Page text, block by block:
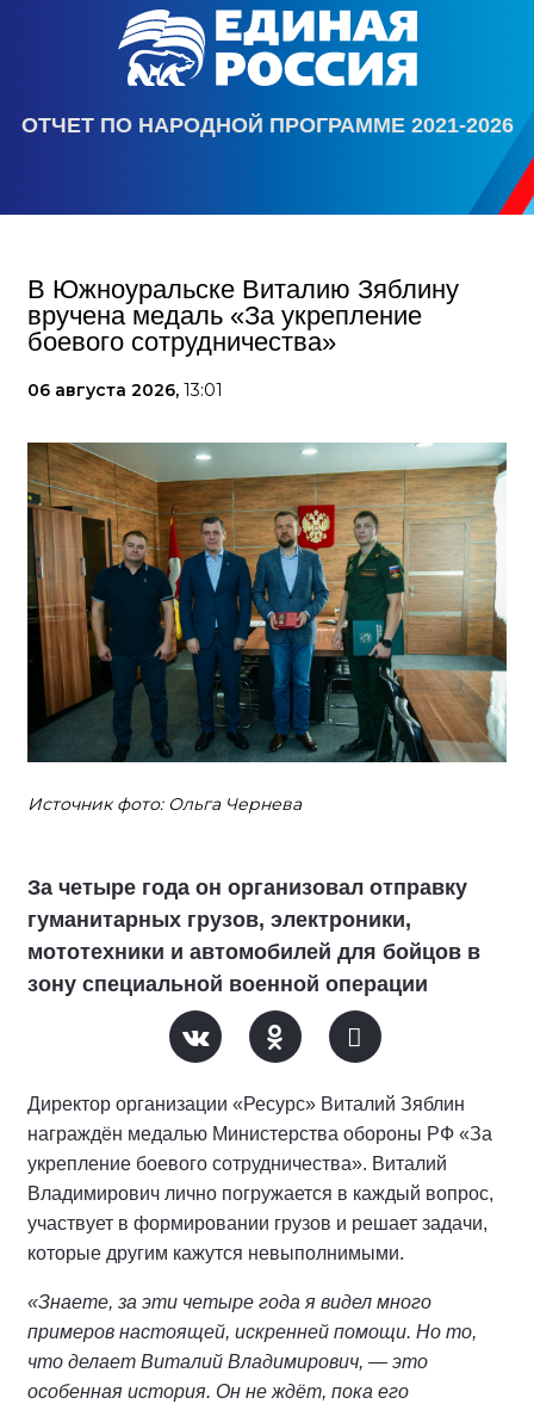
ОТЧЕТ ПО НАРОДНОЙ ПРОГРАММЕ 2021-2026
В Южноуральске Виталию Зяблину
вручена медаль «За укрепление
боевого сотрудничества»
06 августа 2026, 13:01
Источник фото: Ольга Чернева
За четыре года он организовал отправку
гуманитарных грузов, электроники,
мототехники и автомобилей для бойцов в
зону специальной военной операции
Директор организации «Ресурс» Виталий Зяблин
награждён медалью Министерства обороны РФ «За
укрепление боевого сотрудничества». Виталий
Владимирович лично погружается в каждый вопрос,
участвует в формировании грузов и решает задачи,
которые другим кажутся невыполнимыми.
«Знаете, за эти четыре года я видел много
примеров настоящей, искренней помощи. Но то,
что делает Виталий Владимирович, — это
особенная история. Он не ждёт, пока его